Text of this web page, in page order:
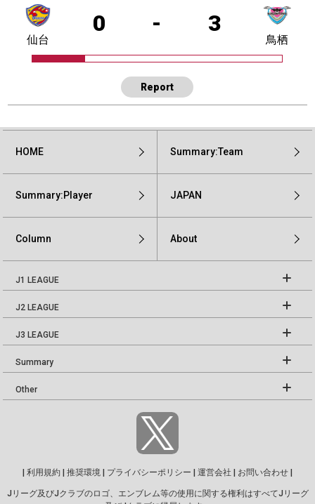
0 - 3
仙台 鳥栖
Report
HOME Summary:Team
Summary:Player JAPAN
Column About
J1 LEAGUE
J2 LEAGUE
J3 LEAGUE
Summary
Other
利用規約 推奨環境 プライバシーポリシー 運営会社 お問い合わせ
Jリーグ及びJクラブのロゴ、エンブレム等の使用に関する権利はすべてJリーグ